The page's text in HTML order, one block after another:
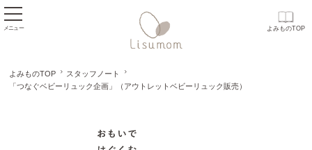
メニュー よみものTOP
よみものTOP
スタッフノート
「つなぐベビーリュック企画」（アウトレットベビーリュック販売）